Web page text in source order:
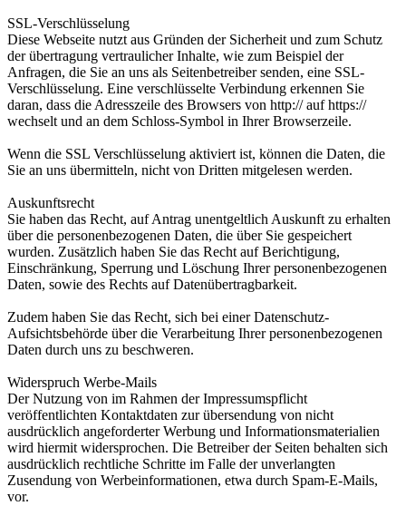
SSL-Verschlüsselung
Diese Webseite nutzt aus Gründen der Sicherheit und zum Schutz
der übertragung vertraulicher Inhalte, wie zum Beispiel der
Anfragen, die Sie an uns als Seitenbetreiber senden, eine SSL-
Verschlüsselung. Eine verschlüsselte Verbindung erkennen Sie
daran, dass die Adresszeile des Browsers von http:// auf https://
wechselt und an dem Schloss-Symbol in Ihrer Browserzeile.
Wenn die SSL Verschlüsselung aktiviert ist, können die Daten, die
Sie an uns übermitteln, nicht von Dritten mitgelesen werden.
Auskunftsrecht
Sie haben das Recht, auf Antrag unentgeltlich Auskunft zu erhalten
über die personenbezogenen Daten, die über Sie gespeichert
wurden. Zusätzlich haben Sie das Recht auf Berichtigung,
Einschränkung, Sperrung und Löschung Ihrer personenbezogenen
Daten, sowie des Rechts auf Datenübertragbarkeit.
Zudem haben Sie das Recht, sich bei einer Datenschutz-
Aufsichtsbehörde über die Verarbeitung Ihrer personenbezogenen
Daten durch uns zu beschweren.
Widerspruch Werbe-Mails
Der Nutzung von im Rahmen der Impressumspflicht
veröffentlichten Kontaktdaten zur übersendung von nicht
ausdrücklich angeforderter Werbung und Informationsmaterialien
wird hiermit widersprochen. Die Betreiber der Seiten behalten sich
ausdrücklich rechtliche Schritte im Falle der unverlangten
Zusendung von Werbeinformationen, etwa durch Spam-E-Mails,
vor.